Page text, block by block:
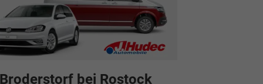
bei Rostock